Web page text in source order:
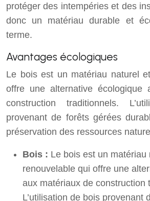
protéger des intempéries et des
donc un matériau durable et
terme.
Avantages écologiques
Le bois est un matériau naturel
offre une alternative écologique
construction traditionnels.
provenant de forêts gérées
préservation des ressources
Bois : Le bois est un matériau
renouvelable qui offre une
aux matériaux de construction
L’utilisation de bois provenant